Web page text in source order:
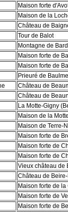
Maison forte
Maison de la
Château de
Tour de Balot
Montagne de Bard
Maison forte de
Maison forte de
Prieuré de
Château de
Château de
La Motte-Gigny
Maison de la
Maison de Terre-
Maison forte de
Maison forte de
Maison forte de
Vieux château de
Château de
Maison forte de
Maison forte de
Maison forte de